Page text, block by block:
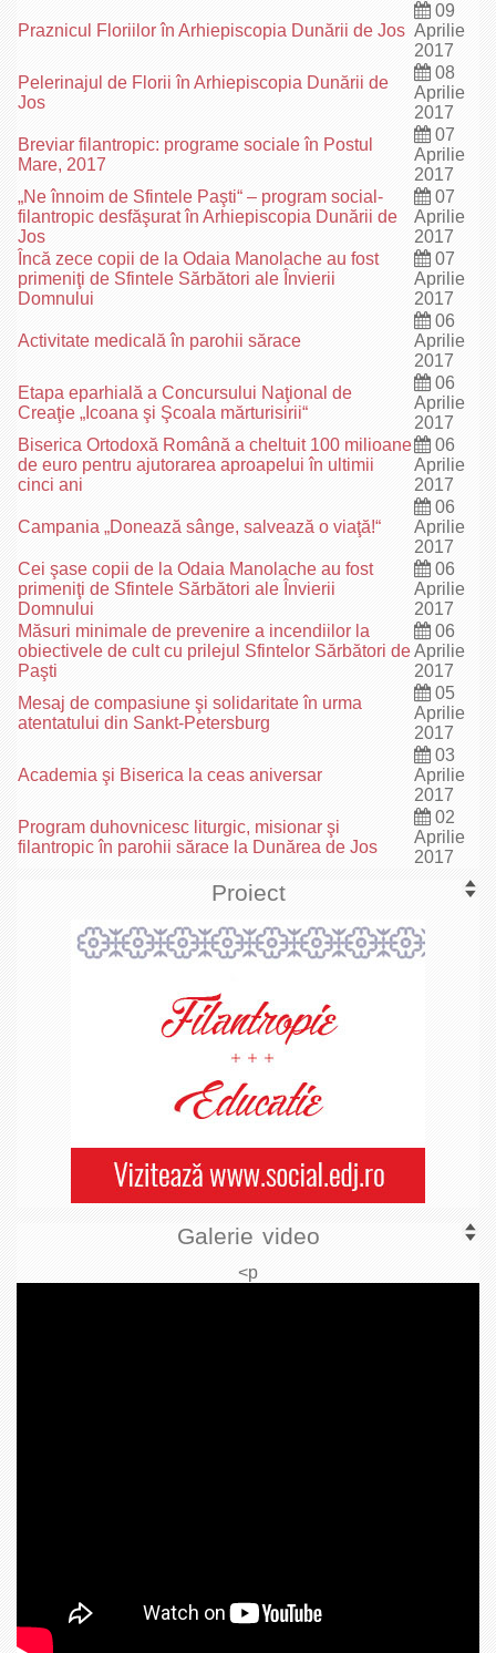
Praznicul Floriilor în Arhiepiscopia Dunării de Jos
09
Aprilie
2017
Pelerinajul de Florii în Arhiepiscopia Dunării de
Jos
08
Aprilie
2017
Breviar filantropic: programe sociale în Postul
Mare, 2017
07
Aprilie
2017
„Ne înnoim de Sfintele Paşti“ – program social-
filantropic desfăşurat în Arhiepiscopia Dunării de
Jos
07
Aprilie
2017
Încă zece copii de la Odaia Manolache au fost
primeniţi de Sfintele Sărbători ale Învierii
Domnului
07
Aprilie
2017
Activitate medicală în parohii sărace
06
Aprilie
2017
Etapa eparhială a Concursului Naţional de
Creaţie „Icoana şi Şcoala mărturisirii“
06
Aprilie
2017
Biserica Ortodoxă Română a cheltuit 100 milioane
de euro pentru ajutorarea aproapelui în ultimii
cinci ani
06
Aprilie
2017
Campania „Donează sânge, salvează o viaţă!“
06
Aprilie
2017
Cei şase copii de la Odaia Manolache au fost
primeniţi de Sfintele Sărbători ale Învierii
Domnului
06
Aprilie
2017
Măsuri minimale de prevenire a incendiilor la
obiectivele de cult cu prilejul Sfintelor Sărbători de
Paşti
06
Aprilie
2017
Mesaj de compasiune şi solidaritate în urma
atentatului din Sankt-Petersburg
05
Aprilie
2017
Academia şi Biserica la ceas aniversar
03
Aprilie
2017
Program duhovnicesc liturgic, misionar şi
filantropic în parohii sărace la Dunărea de Jos
02
Aprilie
2017
Proiect
Galerie video
<p